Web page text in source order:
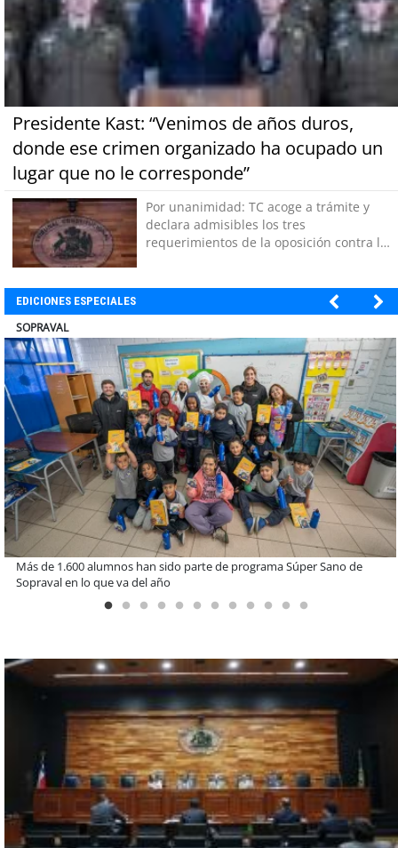
Presidente Kast: “Venimos de años duros,
donde ese crimen organizado ha ocupado un
lugar que no le corresponde”
Por unanimidad: TC acoge a trámite y
declara admisibles los tres
requerimientos de la oposición contra la
EDICIONES ESPECIALES
ULTRAPORT
Miguel Palacios asume la presidencia de Magallanes Puerto
Sostenible con foco en la vinculación ciudadana